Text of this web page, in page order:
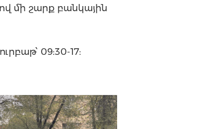
մի շարք բանկային
09:30-17: